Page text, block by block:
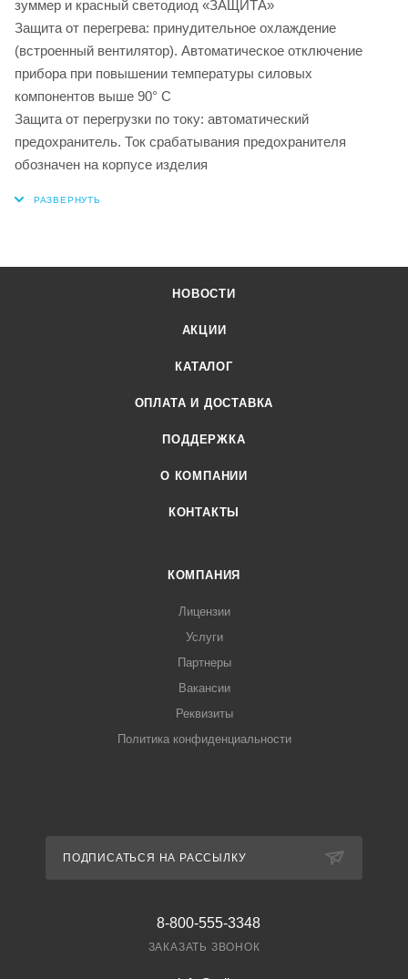
зуммер и красный светодиод «ЗАЩИТА»
Защита от перегрева: принудительное охлаждение
(встроенный вентилятор). Автоматическое отключение
прибора при повышении температуры силовых
компонентов выше 90° С
Защита от перегрузки по току: автоматический
предохранитель. Ток срабатывания предохранителя
обозначен на корпусе изделия
НОВОСТИ
АКЦИИ
КАТАЛОГ
ОПЛАТА И ДОСТАВКА
ПОДДЕРЖКА
О КОМПАНИИ
КОНТАКТЫ
КОМПАНИЯ
Лицензии
Услуги
Партнеры
Вакансии
Реквизиты
Политика конфиденциальности
ПОДПИСАТЬСЯ НА РАССЫЛКУ
8-800-555-3348
ЗАКАЗАТЬ ЗВОНОК